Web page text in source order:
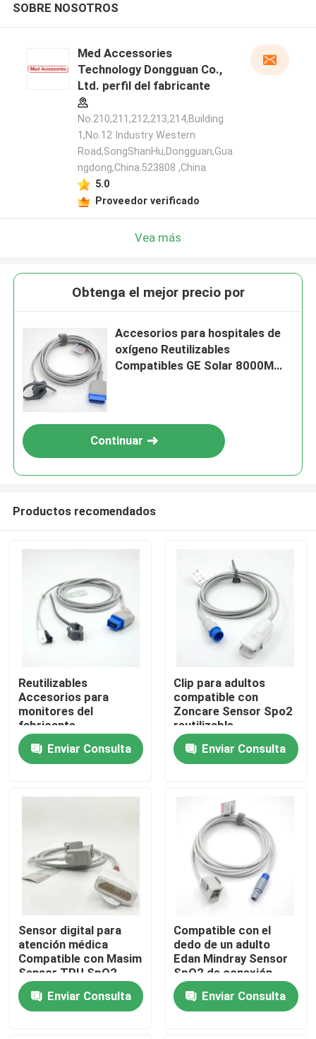
Inicio
Sobre nosotros
Visita a la fábrica
Contacto
Solicitar una cotización
El cable del sensor Spo2
Sensor disponible SPO2
SOBRE NOSOTROS
Med Accessories
Technology Dongguan Co.,
Ltd. perfil del fabricante
No.210,211,212,213,214,Building
1,No.12 Industry Western
Road,SongShanHu,Dongguan,Gua
ngdong,China.523808 ,China
5.0
Proveedor verificado
Vea más
Obtenga el mejor precio por
Accesorios para hospitales de
oxígeno Reutilizables
Compatibles GE Solar 8000M
Continuar
Productos recomendados
Reutilizables
Accesorios para
monitores del
fabricante
Compatibles con
Nihon Kohden Multi-
Site Spo2 Sensor
Enviar Consulta
Clip para adultos
compatible con
Zoncare Sensor Spo2
reutilizable
Enviar Consulta
Sensor digital para
atención médica
Compatible con Masim
Sensor TPU SpO2
Tipo de sonda
reutilizable Modelos
compatibles
Enviar Consulta
Compatible con el
dedo de un adulto
Edan Mindray Sensor
SpO2 de conexión
directa MS3-109069
Enviar Consulta